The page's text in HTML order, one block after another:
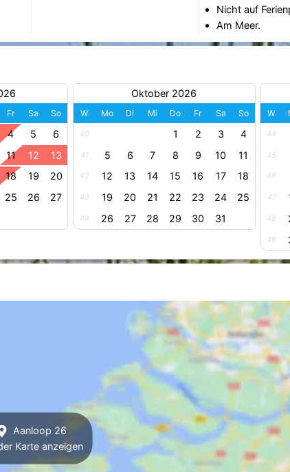
Nicht auf
Am Meer.
Fr Sa So
4 5 6
11 12 13
18 19 20
25 26 27
Oktober 2026
W Mo Di Mi Do Fr Sa So
40 1 2 3 4
41 5 6 7 8 9 10 11
42 12 13 14 15 16 17 18
43 19 20 21 22 23 24 25
44 26 27 28 29 30 31
W
44
45
46
47
48
49
Aanloop 26
Karte anzeigen